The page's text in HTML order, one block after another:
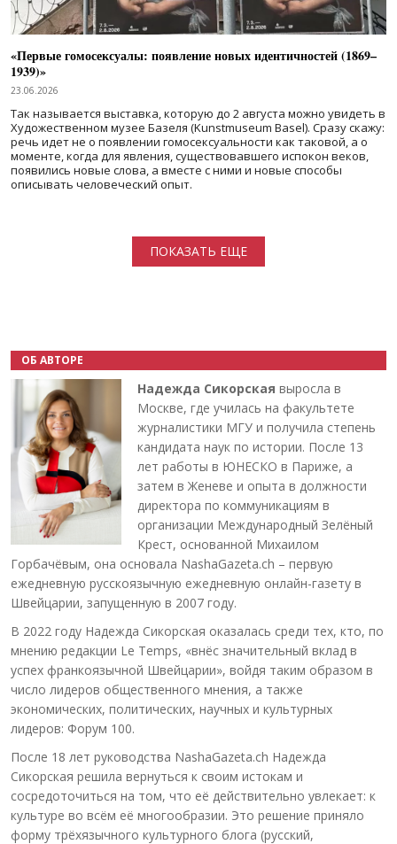
«Первые гомосексуалы: появление новых идентичностей (1869–
1939)»
23.06.2026
Так называется выставка, которую до 2 августа можно увидеть в
Художественном музее Базеля (Kunstmuseum Basel). Сразу скажу:
речь идет не о появлении гомосексуальности как таковой, а о
моменте, когда для явления, существовавшего испокон веков,
появились новые слова, а вместе с ними и новые способы
описывать человеческий опыт.
ПОКАЗАТЬ ЕЩЕ
ОБ АВТОРЕ
Надежда Сикорская выросла в
Москве, где училась на факультете
журналистики МГУ и получила степень
кандидата наук по истории. После 13
лет работы в ЮНЕСКО в Париже, а
затем в Женеве и опыта в должности
директора по коммуникациям в
организации Международный Зелёный
Крест, основанной Михаилом
Горбачёвым, она основала NashaGazeta.ch – первую
ежедневную русскоязычную ежедневную онлайн-газету в
Швейцарии, запущенную в 2007 году.
В 2022 году Надежда Сикорская оказалась среди тех, кто, по
мнению редакции Le Temps, «внёс значительный вклад в
успех франкоязычной Швейцарии», войдя таким образом в
число лидеров общественного мнения, а также
экономических, политических, научных и культурных
лидеров: Форум 100.
После 18 лет руководства NashaGazeta.ch Надежда
Сикорская решила вернуться к своим истокам и
сосредоточиться на том, что её действительно увлекает: к
культуре во всём её многообразии. Это решение приняло
форму трёхязычного культурного блога (русский,